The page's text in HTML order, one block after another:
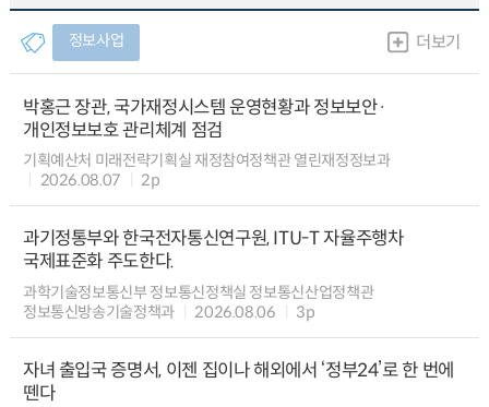
정보사업 더보기
박홍근 장관, 국가재정시스템 운영현황과 정보보안·
개인정보보호 관리체계 점검
기획예산처 미래전략기획실 재정참여정책관 열린재정정보과
2026.08.07
2p
과기정통부와 한국전자통신연구원, ITU-T 자율주행차
국제표준화 주도한다.
과학기술정보통신부 정보통신정책실 정보통신산업정책관
정보통신방송기술정책과
2026.08.06 3p
자녀 출입국 증명서, 이젠 집이나 해외에서 ‘정부24’로 한 번에
뗀다